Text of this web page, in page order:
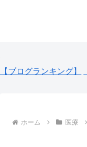
【ブログランキング】
ホーム 医療